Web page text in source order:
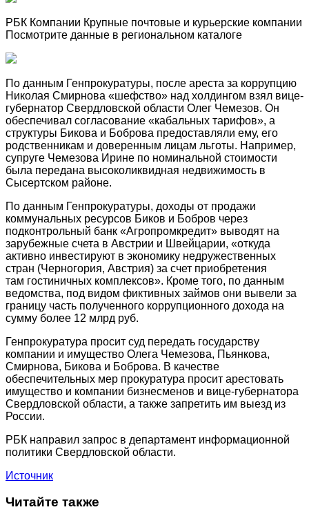
РБК Компании Крупные почтовые и курьерские компании
Посмотрите данные в региональном каталоге
По данным Генпрокуратуры, после ареста за коррупцию
Николая Смирнова «шефство» над холдингом взял вице-
губернатор Свердловской области Олег Чемезов. Он
обеспечивал согласование «кабальных тарифов», а
структуры Бикова и Боброва предоставляли ему, его
родственникам и доверенным лицам льготы. Например,
супруге Чемезова Ирине по номинальной стоимости
была передана высоколиквидная недвижимость в
Сысертском районе.
По данным Генпрокуратуры, доходы от продажи
коммунальных ресурсов Биков и Бобров через
подконтрольный банк «Агропромкредит» выводят на
зарубежные счета в Австрии и Швейцарии, «откуда
активно инвестируют в экономику недружественных
стран (Черногория, Австрия) за счет приобретения
там гостиничных комплексов». Кроме того, по данным
ведомства, под видом фиктивных займов они вывели за
границу часть полученного коррупционного дохода на
сумму более 12 млрд руб.
Генпрокуратура просит суд передать государству
компании и имущество Олега Чемезова, Пьянкова,
Смирнова, Бикова и Боброва. В качестве
обеспечительных мер прокуратура просит арестовать
имущество и компании бизнесменов и вице-губернатора
Свердловской области, а также запретить им выезд из
России.
РБК направил запрос в департамент информационной
политики Свердловской области.
Источник
Читайте также